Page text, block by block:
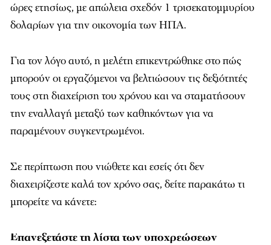
ώρες ετησίως, με απώλεια σχεδόν 1 τρισεκατομμυρίου
δολαρίων για την οικονομία των ΗΠΑ.
Για τον λόγο αυτό, η μελέτη επικεντρώθηκε στο πώς
μπορούν οι εργαζόμενοι να βελτιώσουν τις δεξιότητές
τους στη διαχείριση του χρόνου και να σταματήσουν
την εναλλαγή μεταξύ των καθηκόντων για να
παραμένουν συγκεντρωμένοι.
Σε περίπτωση που νιώθετε και εσείς ότι δεν
διαχειρίζεστε καλά τον χρόνο σας, δείτε παρακάτω τι
μπορείτε να κάνετε:
Επανεξετάστετηλίστατωνυποχρεώσεων